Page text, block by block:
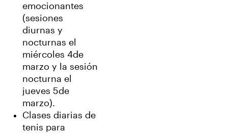
emocionantes
(sesiones
diurnas y
nocturnas el
miércoles 4de
marzo y la sesión
nocturna el
jueves 5de
marzo).
Clases diarias de
tenis para